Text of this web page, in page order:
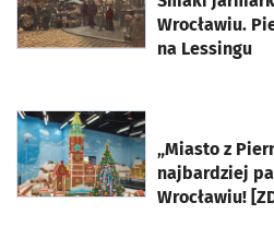
Wrocławiu.
na Lessingu
„Miasto z
najbardziej
Wrocławiu!
otworzy się w nowej karcie